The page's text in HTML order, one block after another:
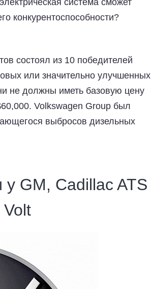
конкурентоспособности?
состоял из 10 победителей
или значительно улучшенных
не должны иметь базовую цену
Volkswagen Group был
выбросов дизельных
GM, Cadillac ATS